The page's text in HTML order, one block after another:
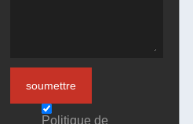
soumettre
Politique de